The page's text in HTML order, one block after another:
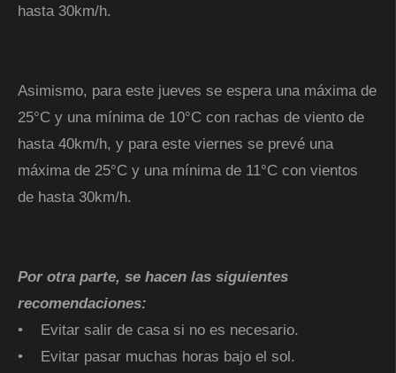
hasta 30km/h.
Asimismo, para este jueves se espera una máxima de
25°C y una mínima de 10°C con rachas de viento de
hasta 40km/h, y para este viernes se prevé una
máxima de 25°C y una mínima de 11°C con vientos
de hasta 30km/h.
Por otra parte, se hacen las siguientes
recomendaciones:
• Evitar salir de casa si no es necesario.
• Evitar pasar muchas horas bajo el sol.